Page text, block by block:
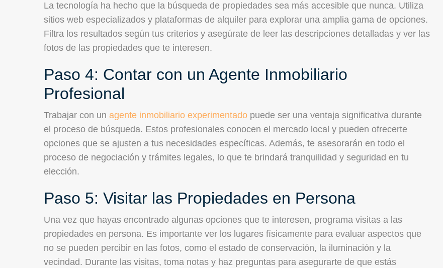
La tecnología ha hecho que la búsqueda de propiedades sea más accesible que nunca. Utiliza
sitios web especializados y plataformas de alquiler para explorar una amplia gama de opciones.
Filtra los resultados según tus criterios y asegúrate de leer las descripciones detalladas y ver las
fotos de las propiedades que te interesen.
Paso 4: Contar con un Agente Inmobiliario
Profesional
Trabajar con un agente inmobiliario experimentado puede ser una ventaja significativa durante
el proceso de búsqueda. Estos profesionales conocen el mercado local y pueden ofrecerte
opciones que se ajusten a tus necesidades específicas. Además, te asesorarán en todo el
proceso de negociación y trámites legales, lo que te brindará tranquilidad y seguridad en tu
elección.
Paso 5: Visitar las Propiedades en Persona
Una vez que hayas encontrado algunas opciones que te interesen, programa visitas a las
propiedades en persona. Es importante ver los lugares físicamente para evaluar aspectos que
no se pueden percibir en las fotos, como el estado de conservación, la iluminación y la
vecindad. Durante las visitas, toma notas y haz preguntas para asegurarte de que estás